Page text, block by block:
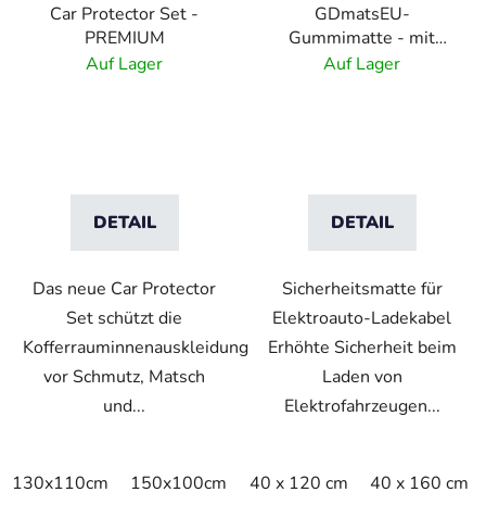
Car Protector Set -
PREMIUM
Auf Lager
DETAIL
Das neue Car Protector
Set schützt die
Kofferrauminnenauskleidung
vor Schmutz, Matsch
und...
130x110cm 150x100cm
GDmatsEU-
Gummimatte - mit
Kabelkanal - schwartz
Auf Lager
DETAIL
Sicherheitsmatte für
Elektroauto-Ladekabel
Erhöhte Sicherheit beim
Laden von
Elektrofahrzeugen...
40 x 120 cm 40 x 160 cm